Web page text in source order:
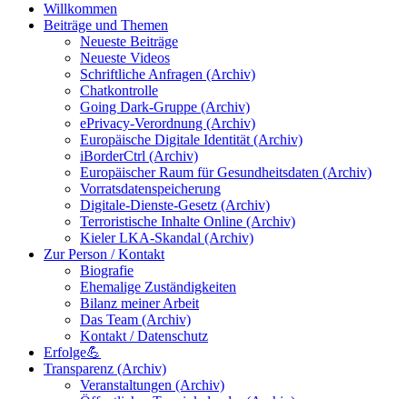
Willkommen
Beiträge und Themen
Neueste Beiträge
Neueste Videos
Schriftliche Anfragen (Archiv)
Chatkontrolle
Going Dark-Gruppe (Archiv)
ePrivacy-Verordnung (Archiv)
Europäische Digitale Identität (Archiv)
iBorderCtrl (Archiv)
Europäischer Raum für Gesundheitsdaten (Archiv)
Vorratsdatenspeicherung
Digitale-Dienste-Gesetz (Archiv)
Terroristische Inhalte Online (Archiv)
Kieler LKA-Skandal (Archiv)
Zur Person / Kontakt
Biografie
Ehemalige Zuständigkeiten
Bilanz meiner Arbeit
Das Team (Archiv)
Kontakt / Datenschutz
Erfolge💪
Transparenz (Archiv)
Veranstaltungen (Archiv)